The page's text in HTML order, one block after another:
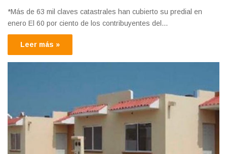
*Más de 63 mil claves catastrales han cubierto su predial en
enero El 60 por ciento de los contribuyentes del…
Leer más »